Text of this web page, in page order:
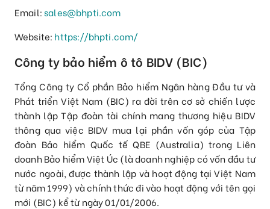
Email:sales@bhpti.com
Website: https://bhpti.com/
Công ty bảo hiểm ô tô BIDV (BIC)
Tổng Công ty Cổ phần Bảo hiểm Ngân hàng Đầu tư và
Phát triển Việt Nam (BIC) ra đời trên cơ sở chiến lược
thành lập Tập đoàn tài chính mang thương hiệu BIDV
thông qua việc BIDV mua lại phần vốn góp của Tập
đoàn Bảo hiểm Quốc tế QBE (Australia) trong Liên
doanh Bảo hiểm Việt Úc (là doanh nghiệp có vốn đầu tư
nước ngoài, được thành lập và hoạt động tại Việt Nam
từ năm 1999) và chính thức đi vào hoạt động với tên gọi
mới (BIC) kể từ ngày 01/01/2006.